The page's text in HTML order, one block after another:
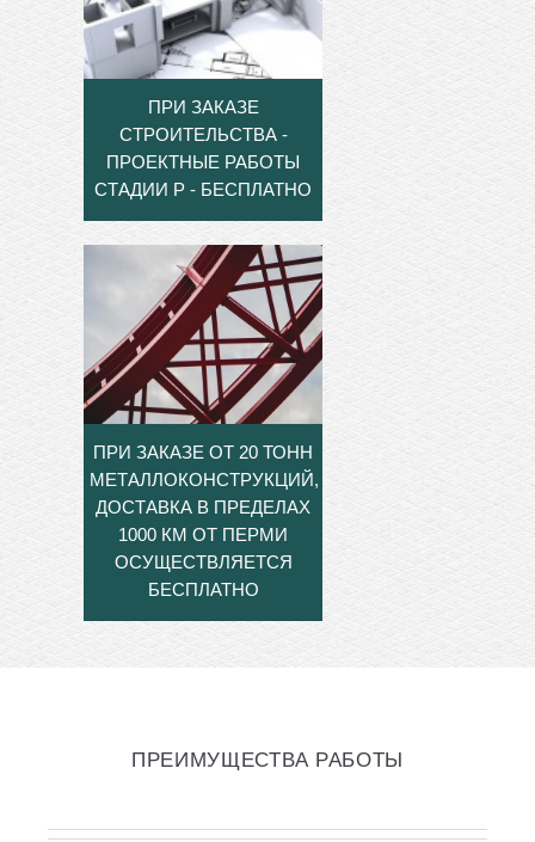
ПРИ ЗАКАЗЕ
СТРОИТЕЛЬСТВА -
ПРОЕКТНЫЕ РАБОТЫ
СТАДИИ Р - БЕСПЛАТНО
ПРИ ЗАКАЗЕ ОТ 20 ТОНН
МЕТАЛЛОКОНСТРУКЦИЙ,
ДОСТАВКА В ПРЕДЕЛАХ
1000 КМ ОТ ПЕРМИ
ОСУЩЕСТВЛЯЕТСЯ
БЕСПЛАТНО
ПРЕИМУЩЕСТВА РАБОТЫ